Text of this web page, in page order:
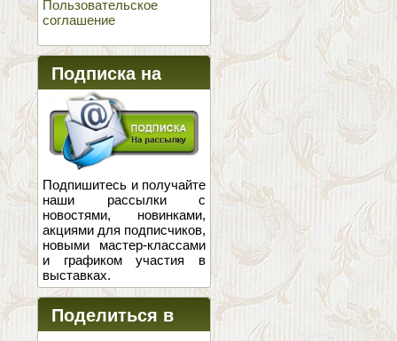
Пользовательское
соглашение
Подписка на
новости
Подпишитесь и получайте
наши рассылки с
новостями, новинками,
акциями для подписчиков,
новыми мастер-классами
и графиком участия в
выставках.
Поделиться в